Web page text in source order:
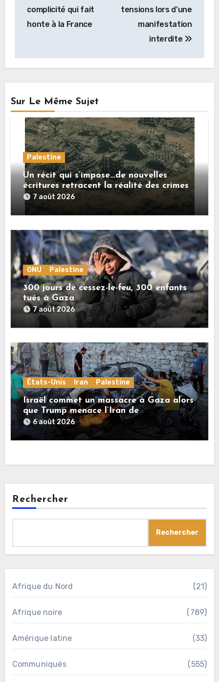
l’article
complicité qui fait
honte à la France
tensions lors d’une
manifestation
interdite
Sur Le Même Sujet
Palestine
Un récit qui s’impose…de nouvelles
écritures retracent la réalité des crimes
sionistes à Gaza
7 août 2026
ONU Palestine
300 jours de cessez-le-feu, 300 enfants
tués à Gaza
7 août 2026
États-Unis Iran Palestine
Israël commet un massacre à Gaza alors
que Trump menace l’Iran de
«décapitation»
6 août 2026
Rechercher
Rechercher
Afrique du Nord (21)
Afrique noire (789)
Amérique latine (33)
Communiqués (555)